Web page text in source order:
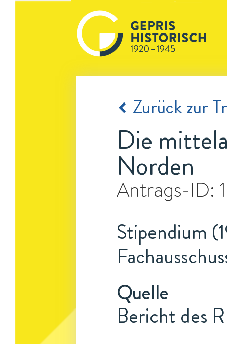
Zurück zur
Die
Norden
Antrags-ID:
Stipendium
Quelle
Bericht des